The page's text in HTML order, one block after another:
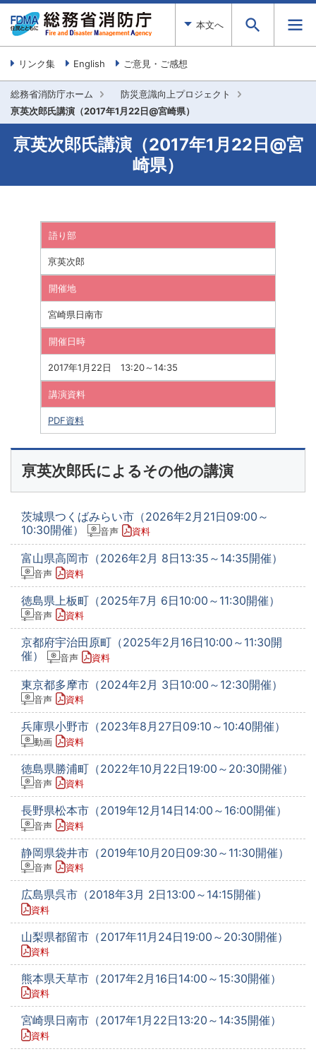
本文へ
リンク集 English ご意見・ご感想
総務省消防庁ホーム
防災意識向上プロジェクト
亰英次郎氏講演（2017年1月22日@宮崎県）
亰英次郎氏講演（2017年1月22日@宮
崎県）
語り部
亰英次郎
開催地
宮崎県日南市
開催日時
2017年1月22日 13:20～14:35
講演資料
PDF資料
亰英次郎氏によるその他の講演
茨城県つくばみらい市（2026年2月21日09:00～
10:30開催）
音声 資料
富山県高岡市（2026年2月 8日13:35～14:35開催）
音声 資料
徳島県上板町（2025年7月 6日10:00～11:30開催）
音声 資料
京都府宇治田原町（2025年2月16日10:00～11:30開
催）
音声 資料
東京都多摩市（2024年2月 3日10:00～12:30開催）
音声 資料
兵庫県小野市（2023年8月27日09:10～10:40開催）
動画 資料
徳島県勝浦町（2022年10月22日19:00～20:30開催）
音声 資料
長野県松本市（2019年12月14日14:00～16:00開催）
音声 資料
静岡県袋井市（2019年10月20日09:30～11:30開催）
音声 資料
広島県呉市（2018年3月 2日13:00～14:15開催）
資料
山梨県都留市（2017年11月24日19:00～20:30開催）
資料
熊本県天草市（2017年2月16日14:00～15:30開催）
資料
宮崎県日南市（2017年1月22日13:20～14:35開催）
資料